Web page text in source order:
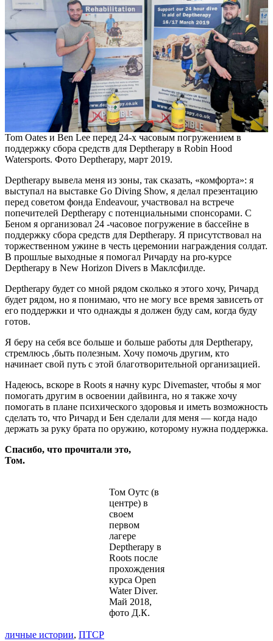
Tom Oates и Ben Lee перед 24-х часовым погружением в
поддержку сбора средств для Deptherapy в Robin Hood
Watersports. Фото Deptherapy, март 2019.
Deptherapy вывела меня из зоны, так сказать, «комфорта»: я
выступал на выставке Go Diving Show, я делал презентацию
перед советом фонда Endeavour, участвовал на встрече
попечителей Deptherapy с потенциальными спонсорами. С
Беном я организовал 24 -часовое погружение в бассейне в
поддержку сбора средств для Deptherapy. Я присутствовал на
торжественном ужине в честь церемонии награждения солдат.
В прошлые выходные я помогал Ричарду на pro-курсе
Deptherapy в New Horizon Divers в Маклсфилде.
Deptherapy будет со мной рядом сколько я этого хочу, Ричард
будет рядом, но я понимаю, что не могу все время зависеть от
его поддержки и что однажды я должен буду сам, когда буду
готов.
Я беру на себя все больше и больше работы для Deptherapy,
стремлюсь ,быть полезным. Хочу помочь другим, кто
начинает свой путь с этой благотворительной организацией.
Надеюсь, вскоре в Roots я начну курс Divemaster, чтобы я мог
помогать другим в освоении дайвинга, но я также хочу
помогать в плане психического здоровья и иметь возможность
сделать то, что Ричард и Бен сделали для меня — когда надо
держать за руку брата по оружию, которому нужна поддержка.
Спасибо, что прочитали это,
Том.
Том Оутс (в
центре) в
своем
первом
лагере
Deptherapy в
Roots после
прохождения
курса Open
Water Diver.
Май 2018,
фото Д.К.
личные истории, ПТСР